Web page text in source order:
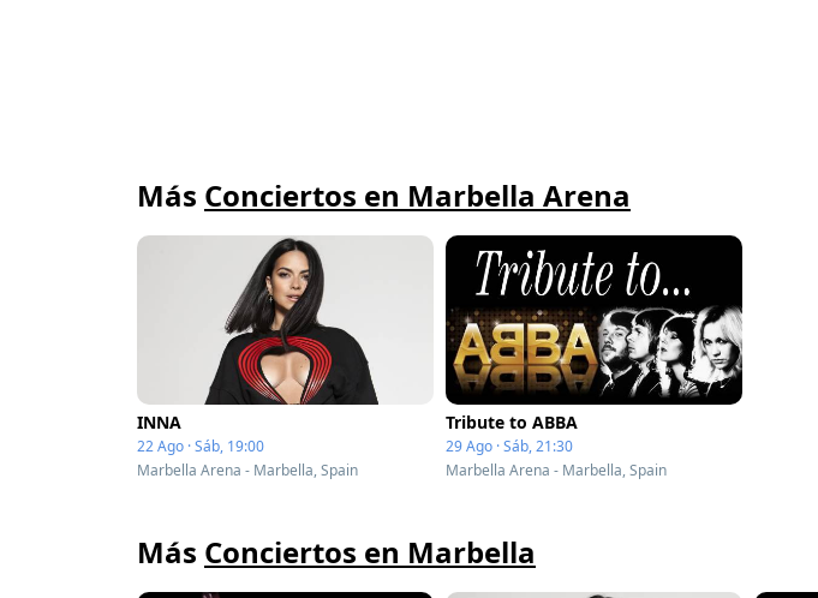
Más Conciertos en Marbella Arena
INNA
22 Ago · Sáb, 19:00
Marbella Arena - Marbella, Spain
Tribute to ABBA
29 Ago · Sáb, 21:30
Marbella Arena - Marbella, Spain
Más Conciertos en Marbella